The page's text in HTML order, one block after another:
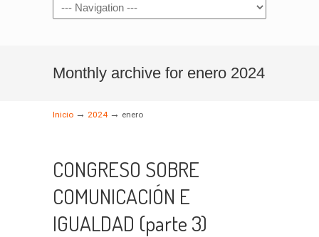
Navigation
Monthly archive for enero 2024
Inicio → 2024 → enero
CONGRESO SOBRE
COMUNICACIÓN E
IGUALDAD (parte 3)